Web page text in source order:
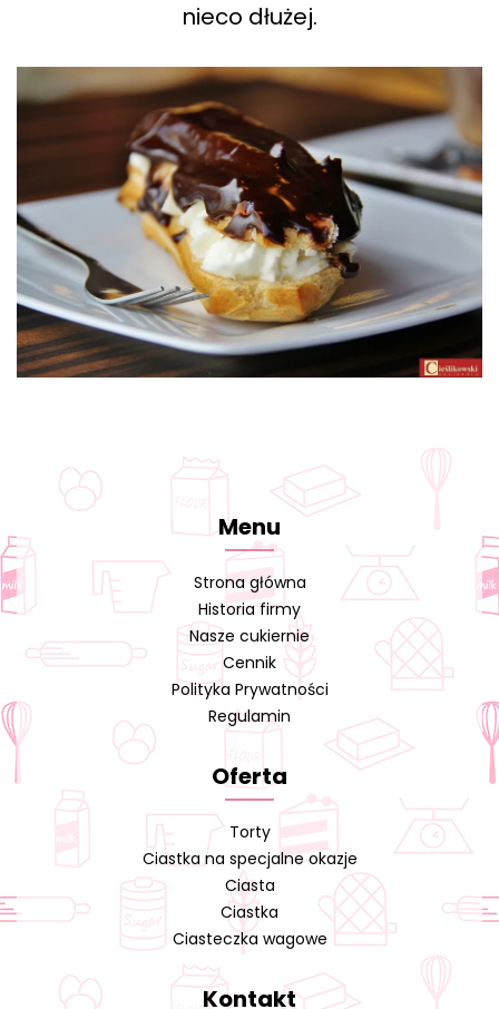
nieco dłużej.
Menu
Strona główna
Historia firmy
Nasze cukiernie
Cennik
Polityka Prywatności
Regulamin
Oferta
Torty
Ciastka na specjalne okazje
Ciasta
Ciastka
Ciasteczka wagowe
Kontakt